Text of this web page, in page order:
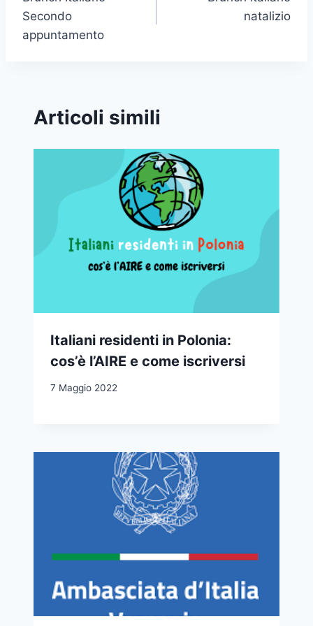
articoli
Secondo
appuntamento
natalizio
Articoli simili
Italiani residenti in Polonia:
cos’è l’AIRE e come iscriversi
7 Maggio 2022